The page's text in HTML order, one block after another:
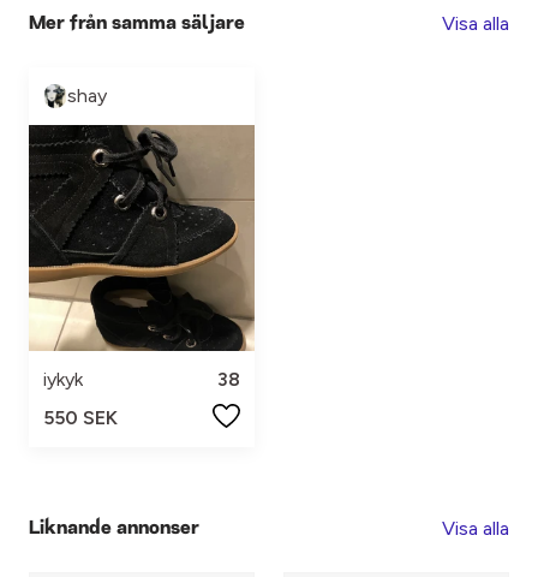
Mer från samma säljare Visa alla
shay
iykyk
38
550 SEK
Liknande annonser Visa alla